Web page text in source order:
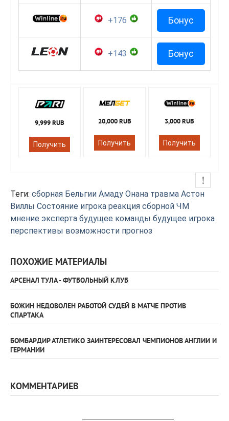
+176 Бонус
+143 Бонус
9,999 RUB
Получить
20,000 RUB
Получить
3,000 RUB
Получить
Теги: сборная Бельгии Амаду Онана травма Астон
Виллы Состояние игрока реакция сборной ЧМ
мнение эксперта будущее команды будущее игрока
перспективы возможности прогноз
ПОХОЖИЕ МАТЕРИАЛЫ
АРСЕНАЛ ТУЛА - ФУТБОЛЬНЫЙ КЛУБ
БОЖИН НЕДОВОЛЕН РАБОТОЙ СУДЕЙ В МАТЧЕ ПРОТИВ
СПАРТАКА
БОМБАРДИР АТЛЕТИКО ЗАИНТЕРЕСОВАЛ ЧЕМПИОНОВ АНГЛИИ И
ГЕРМАНИИ
КОММЕНТАРИЕВ